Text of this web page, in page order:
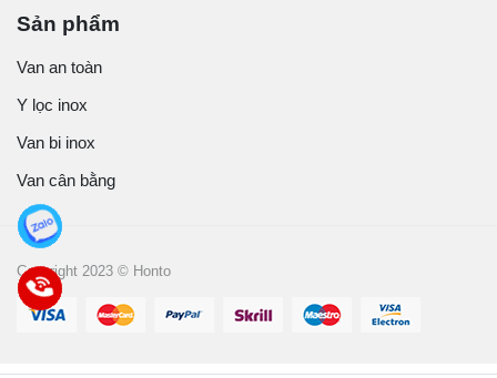
Sản phẩm
Van an toàn
Y lọc inox
Van bi inox
Van cân bằng
Copyright 2023 © Honto